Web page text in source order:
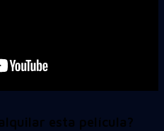
esta película?